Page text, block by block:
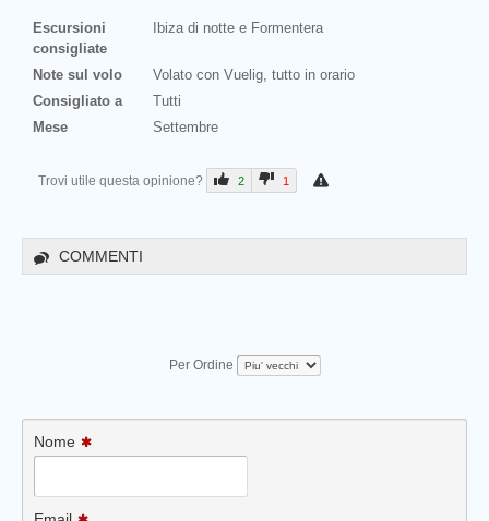
Escursioni
consigliate
Ibiza di notte e Formentera
Note sul volo
Volato con Vuelig, tutto in orario
Consigliato a
Tutti
Mese
Settembre
Trovi utile questa opinione? 2 1
COMMENTI
Per Ordine
Nome